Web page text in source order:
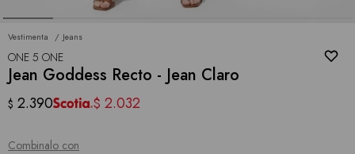
Vestimenta Jeans
ONE 5 ONE
Jean Goddess Recto - Jean Claro
$ 2.390 $ 2.032
Combinalo con